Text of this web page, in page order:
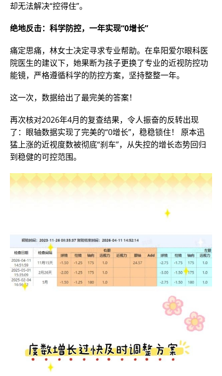
却无法解决“控得住”。
绝地反击：科学防控，一年实现“0增长”
痛定思痛，林女士决定寻求专业帮助。在阜阳爱尔眼科医
院医生的建议下，她果断为孩子更换了专业的近视防控功
能镜，严格遵循科学的防控方案，坚持整整一年。
这一次，数据给出了最完美的答案！
再次核对2026年4月的复查结果，令人振奋的反转出现
了：眼轴数据实现了完美的“0增长”，稳稳锁住！ 原本迅
猛上涨的近视度数被彻底“刹车”，从失控的增长态势回归
到稳健的可控范围。